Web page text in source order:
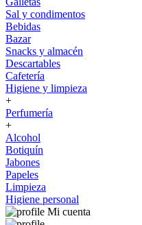
Sal y condimentos
Bebidas
Bazar
Snacks y almacén
Descartables
Cafetería
Higiene y limpieza
+
Perfumería
+
Alcohol
Botiquín
Jabones
Papeles
Limpieza
Higiene personal
Mi cuenta